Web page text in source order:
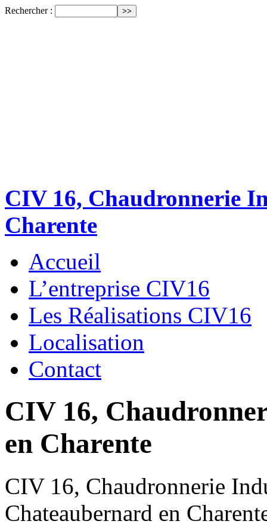
Rechercher :
CIV 16, Chaudronnerie
Charente
Accueil
L’entreprise CIV16
Les Réalisations CIV16
Localisation
Contact
CIV 16,
en Charente
CIV 16, Chaudronnerie
Chateaubernard en